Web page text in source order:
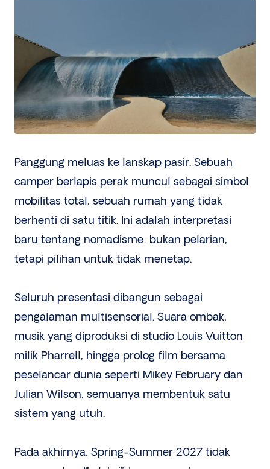
Panggung meluas ke lanskap pasir. Sebuah
camper berlapis perak muncul sebagai simbol
mobilitas total, sebuah rumah yang tidak
berhenti di satu titik. Ini adalah interpretasi
baru tentang nomadisme: bukan pelarian,
tetapi pilihan untuk tidak menetap.
Seluruh presentasi dibangun sebagai
pengalaman multisensorial. Suara ombak,
musik yang diproduksi di studio Louis Vuitton
milik Pharrell, hingga prolog film bersama
peselancar dunia seperti Mikey February dan
Julian Wilson, semuanya membentuk satu
sistem yang utuh.
Pada akhirnya, Spring-Summer 2027 tidak